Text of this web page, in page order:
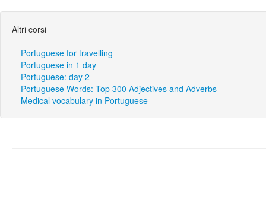
Altri corsi
Portuguese for travelling
Portuguese in 1 day
Portuguese: day 2
Portuguese Words: Top 300 Adjectives and Adverbs
Medical vocabulary in Portuguese